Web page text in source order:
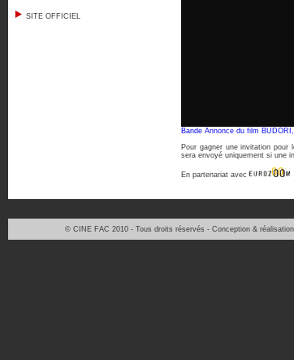
SITE OFFICIEL
Bande Annonce du film BUDORI,
Pour gagner une invitation
sera envoyé uniquement si une
En partenariat avec
© CINE FAC 2010 - Tous droits réservés - Conception &